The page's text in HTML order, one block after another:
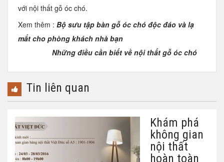
với nội thất gỗ óc chó.
Xem thêm : Bộ sưu tập bàn gỗ óc chó độc đáo và lạ
mắt cho phòng khách nhà bạn
Những điều cần biết về nội thất gỗ óc chó
Tin liên quan
Khám phá
không gian
nội thất
hoàn toàn